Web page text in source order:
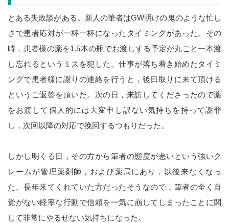
とある失敗談がある。新人の筆者はGW明けの鬼のような忙し
さで患者応対が一杯一杯になったタイミングがあった。その
時，患者様の薬を1.5本の瓶でお渡しする予定が丸ごと一本渡
し忘れるというミスを犯した。仕事が落ち着き始めたタイミ
ングで患者様に謝りの連絡を行うと，後日取りに来て頂ける
というご返答を頂いた。次の日，来訪してくださったので薬
をお渡して個人的には大変申し訳ない気持ちを持って謝罪
し，次回以降の対応で挽回するつもりだった。
しかし明くる日，その方から筆者の態度が悪いという強いク
レームが管理薬剤師，および薬局にあり，以後来なくなっ
た。長年来てくれていた方だったそうなので，筆者の全く自
覚がない軽率な行動で信頼を一気に崩してしまったことに関
して非常にやるせない気持ちになった。